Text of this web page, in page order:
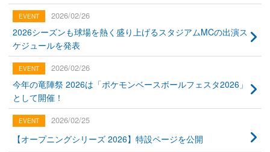
2026/02/26
2026シーズンも球場を熱く盛り上げるスタジアムMCの出演ス
ケジュールを発表
2026/02/26
今年の竜陣祭 2026は「ポケモンベースボールフェスタ2026」
として開催！
2026/02/25
【オープニングシリーズ 2026】特設ページを公開